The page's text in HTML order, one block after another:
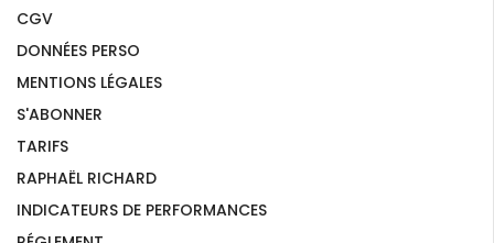
CGV
DONNÉES PERSO
MENTIONS LÉGALES
S'ABONNER
TARIFS
RAPHAËL RICHARD
INDICATEURS DE PERFORMANCES